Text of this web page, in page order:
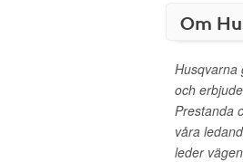
Om
Husqvarna
och
Prestanda
våra
leder